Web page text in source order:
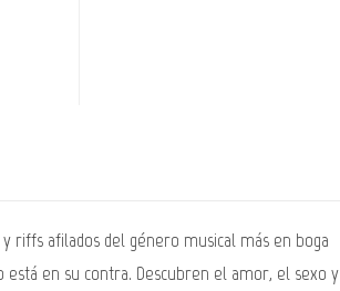
riffs afilados del género musical más en boga
en su contra. Descubren el amor, el sexo y